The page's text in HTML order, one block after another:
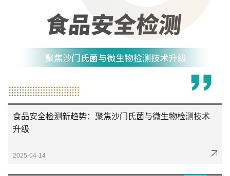
食品安全检测新趋势：聚焦沙门氏菌与微生物检测技术
升级
2025-04-14